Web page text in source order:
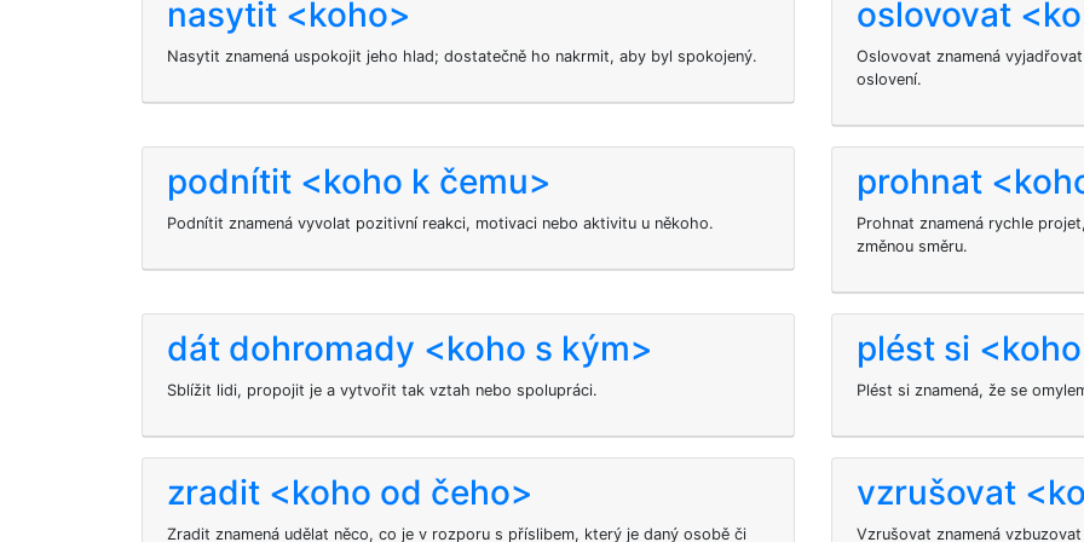
nasytit <koho>
Nasytit znamená uspokojit jeho hlad; dostatečně ho nakrmit, aby byl spokojený.
oslovovat
Oslovovat znamená
oslovení.
podnítit <koho k čemu>
Podnítit znamená vyvolat pozitivní reakci, motivaci nebo aktivitu u někoho.
prohnat
Prohnat znamená rychle
změnou směru.
dát dohromady <koho s kým>
Sblížit lidi, propojit je a vytvořit tak vztah nebo spolupráci.
plést si
Plést si znamená, že se
zradit <koho od čeho>
Zradit znamená udělat něco, co je v rozporu s příslibem, který je daný osobě či
vzrušovat
Vzrušovat znamená